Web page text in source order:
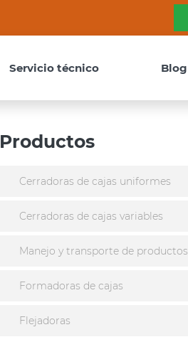
Servicio técnico Blog
Productos
Cerradoras de cajas uniformes
Cerradoras de cajas variables
Manejo y transporte de productos
Formadoras de cajas
Flejadoras